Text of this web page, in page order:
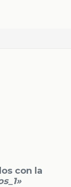
con la